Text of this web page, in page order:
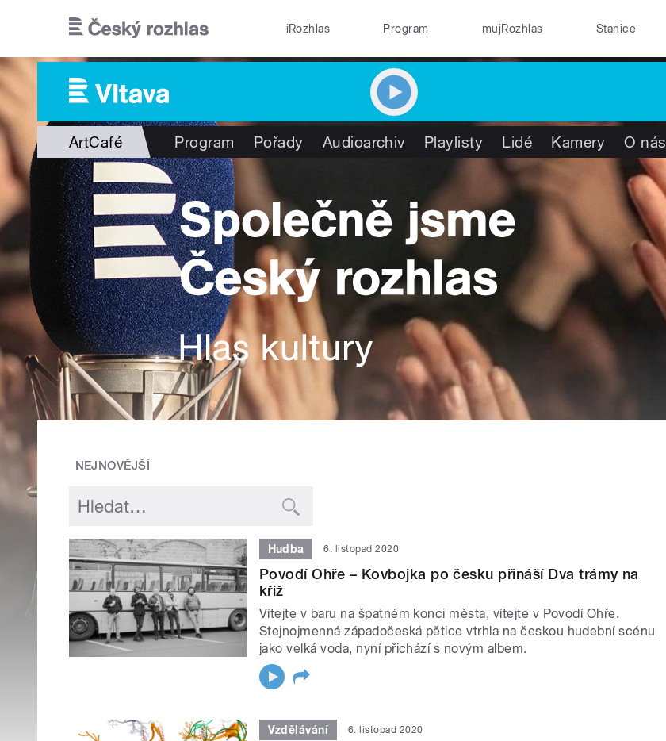
iRozhlas Program mujRozhlas Stanice
ArtCafé Program Pořady Audioarchiv Playlisty Lidé Kamery O nás
NEJNOVĚJŠÍ
Hudba 6. listopad 2020
Povodí Ohře – Kovbojka po česku přináší Dva trámy na
kříž
Vítejte v baru na špatném konci města, vítejte v Povodí Ohře.
Stejnojmenná západočeská pětice vtrhla na českou hudební scénu
jako velká voda, nyní přichází s novým albem.
Vzdělávání 6. listopad 2020